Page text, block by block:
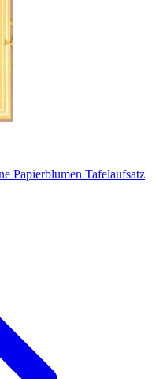
Papierblumen Tafelaufsatz